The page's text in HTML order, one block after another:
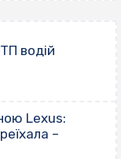
водій
Lexus:
–